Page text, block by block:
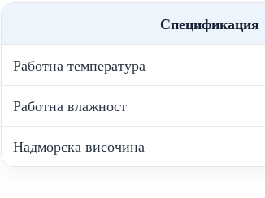
Спецификация
Работна температура
Работна влажност
Надморска височина